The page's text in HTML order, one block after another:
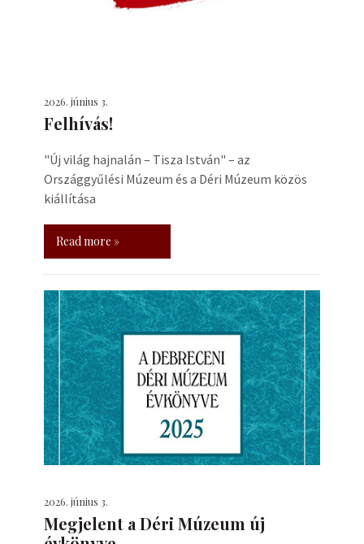
2026. június 3.
Felhívás!
"Új világ hajnalán – Tisza István" – az
Országgyűlési Múzeum és a Déri Múzeum közös
kiállítása
Read more »
2026. június 3.
Megjelent a Déri Múzeum új